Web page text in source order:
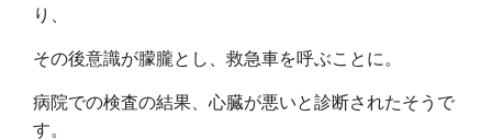
り、
その後意識が朦朧とし、救急車を呼ぶことに。
病院での検査の結果、心臓が悪いと診断されたそうで
す。